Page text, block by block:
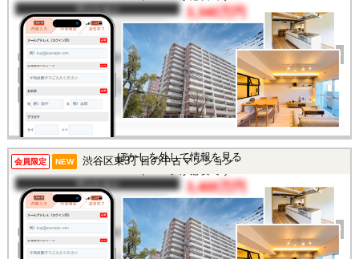
マンション 3,340万円
間取り
1K
完成年
2011年
建物面積 20.88㎡
土地面積 -
所在地 東京都渋谷区神泉町
交通 /
会員限定 NEW 渋谷区東3丁目の中古マンション
マンション 3,400万円
間取り
1R
完成年
1983年
建物面積 25.68㎡
土地面積 -
この物件を見るには
ぼかしを外して情報を見る